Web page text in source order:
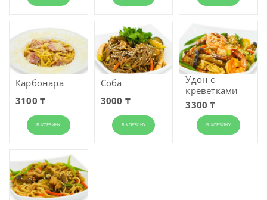
Карбонара
3100 ₸
В КОРЗИНУ
Соба
3000 ₸
В КОРЗИНУ
Удон с
креветками
3300 ₸
В КОРЗИНУ